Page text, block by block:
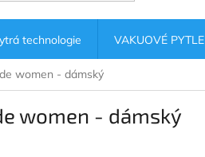
technologie VAKUOVÉ PYTLE
women - dámský
women - dámský